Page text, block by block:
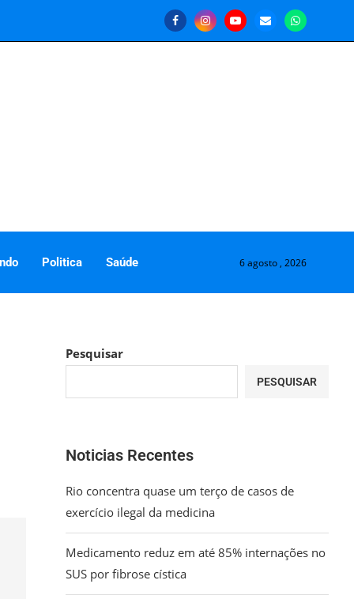
Politica Saúde 6 agosto , 2026
Pesquisar
PESQUISAR
Noticias Recentes
Rio concentra quase um terço de casos de
exercício ilegal da medicina
Medicamento reduz em até 85% internações no
SUS por fibrose cística